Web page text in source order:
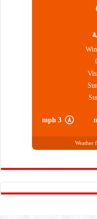
3 mph
Weather